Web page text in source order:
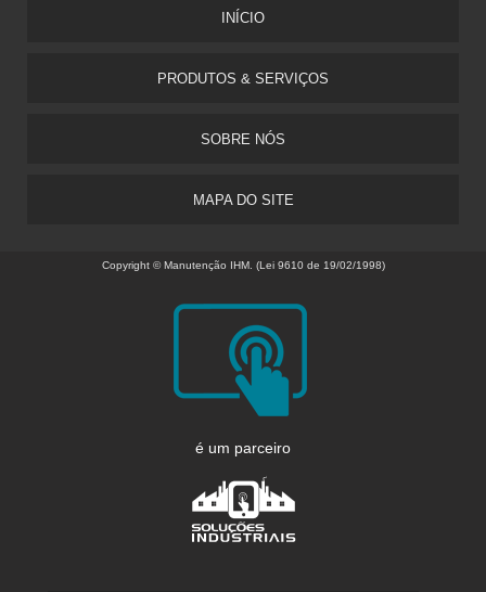
INÍCIO
PRODUTOS & SERVIÇOS
SOBRE NÓS
MAPA DO SITE
Copyright © Manutenção IHM. (Lei 9610 de 19/02/1998)
é um parceiro